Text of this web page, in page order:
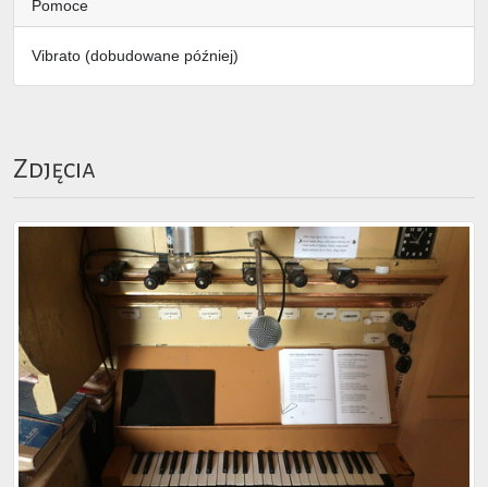
Pomoce
Vibrato (dobudowane później)
Zdjęcia